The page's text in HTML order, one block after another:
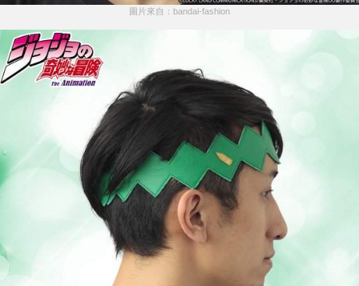
圖片來自：bandai-fashion